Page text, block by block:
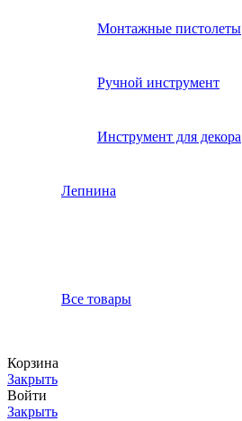
Монтажные пистолеты
Ручной инструмент
Инструмент для декора
Лепнина
Все товары
Корзина
Закрыть
Войти
Закрыть